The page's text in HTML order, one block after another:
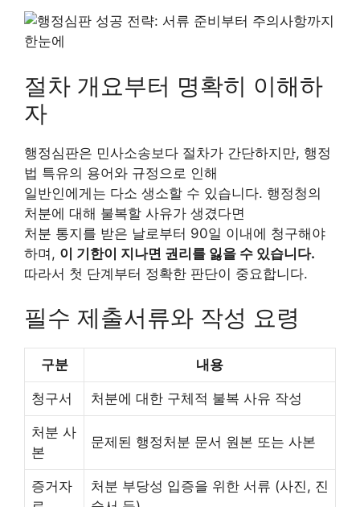
절차 개요부터 명확히 이해하
자
행정심판은 민사소송보다 절차가 간단하지만, 행정
법 특유의 용어와 규정으로 인해
일반인에게는 다소 생소할 수 있습니다. 행정청의
처분에 대해 불복할 사유가 생겼다면
처분 통지를 받은 날로부터 90일 이내에 청구해야
하며, 이 기한이 지나면 권리를 잃을 수 있습니다.
따라서 첫 단계부터 정확한 판단이 중요합니다.
필수 제출서류와 작성 요령
구분 내용
청구서 처분에 대한 구체적 불복 사유 작성
처분 사
본
문제된 행정처분 문서 원본 또는 사본
증거자
처분 부당성 입증을 위한 서류 (사진, 진